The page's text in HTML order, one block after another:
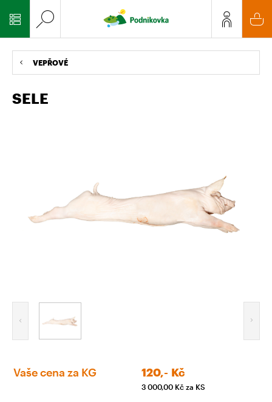
VEPŘOVÉ
SELE
Vaše cena za KG 120,- Kč
3 000,00 Kč za KS